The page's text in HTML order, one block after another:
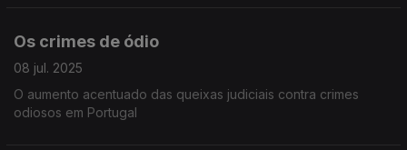
Os crimes de ódio
08 jul. 2025
O aumento acentuado das queixas judiciais contra crimes
odiosos em Portugal